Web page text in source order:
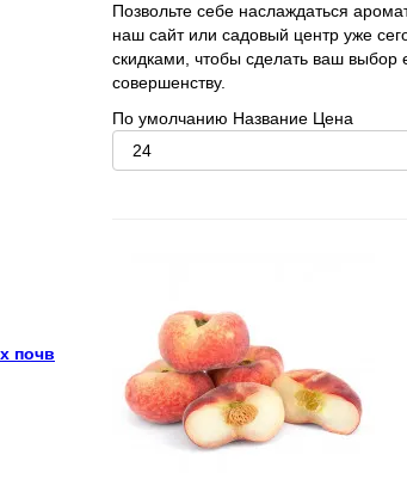
почв
Позвольте себе наслаждаться
наш сайт или садовый центр уже
скидками, чтобы сделать ваш
совершенству.
По умолчанию Название Цена